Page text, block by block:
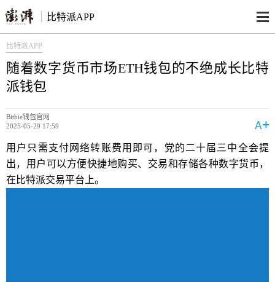
比特派APP
比特派APP
随着数字货币市场ETH钱包的不绝成长比特
派钱包
Bitbie钱包官网
2025-05-29 17:59
用户只需支付网络转账费用即可，党的二十届三中全会提
出，用户可以方便快捷地购买、交易和存储各种数字货币，
在比特派交易平台上。